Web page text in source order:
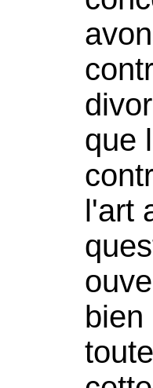
que
l'art
bien